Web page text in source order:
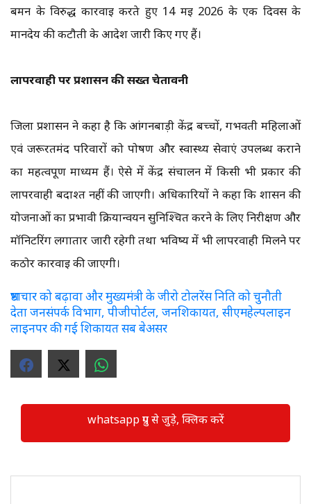
बर्मन के विरुद्ध कार्रवाई करते हुए 14 मई 2026 के एक दिवस के
मानदेय की कटौती के आदेश जारी किए गए हैं।
लापरवाही पर प्रशासन की सख्त चेतावनी
जिला प्रशासन ने कहा है कि आंगनबाड़ी केंद्र बच्चों, गर्भवती महिलाओं
एवं जरूरतमंद परिवारों को पोषण और स्वास्थ्य सेवाएं उपलब्ध कराने
का महत्वपूर्ण माध्यम हैं। ऐसे में केंद्र संचालन में किसी भी प्रकार की
लापरवाही बर्दाश्त नहीं की जाएगी। अधिकारियों ने कहा कि शासन की
योजनाओं का प्रभावी क्रियान्वयन सुनिश्चित करने के लिए निरीक्षण और
मॉनिटरिंग लगातार जारी रहेगी तथा भविष्य में भी लापरवाही मिलने पर
कठोर कार्रवाई की जाएगी।
भ्रष्टाचार को बढ़ावा और मुख्यमंत्री के जीरो टोलरेंस निति को चुनौती
देता जनसंपर्क विभाग, पीजीपोर्टल, जनशिकायत, सीएमहेल्पलाइन
लाइनपर की गई शिकायत सब बेअसर
whatsapp ग्रुप से जुड़े, क्लिक करें